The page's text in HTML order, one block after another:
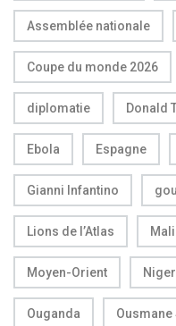
Assemblée nationale
Coupe du monde 2026
diplomatie Donald
Ebola Espagne
Gianni Infantino
Lions de l’Atlas Mali
Moyen-Orient
Ouganda Ousmane